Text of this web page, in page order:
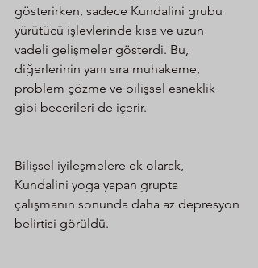
gösterirken, sadece Kundalini grubu
yürütücü işlevlerinde kısa ve uzun
vadeli gelişmeler gösterdi. Bu,
diğerlerinin yanı sıra muhakeme,
problem çözme ve bilişsel esneklik
gibi becerileri de içerir.
Bilişsel iyileşmelere ek olarak,
Kundalini yoga yapan grupta
çalışmanın sonunda daha az depresyon
belirtisi görüldü.